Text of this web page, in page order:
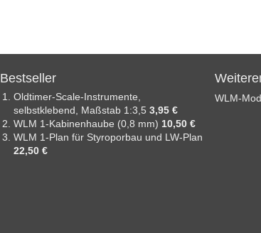
Bestseller
Oldtimer-Scale-Instrumente,
selbstklebend, Maßstab 1:3,5 3,95 €
WLM 1-Kabinenhaube (0,8 mm) 10,50 €
WLM 1-Plan für Styroporbau und LW-Plan
22,50 €
WLM-